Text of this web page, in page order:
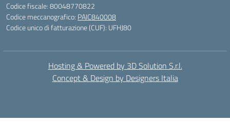
Codice fiscale: 80048770822
Codice meccanografico: PAIC840008
Codice unico di fatturazione (CUF): UFHJ80
Hosting & Powered by 3D Solution S.r.l.
Concept & Design by Designers Italia